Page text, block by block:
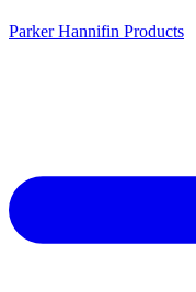
Parker Hannifin Products